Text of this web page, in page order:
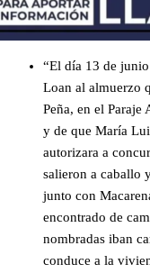
“El día 13 de
Loan al almuerzo
Peña, en el
y de que María
autorizara a
salieron a caballo
junto con
encontrado de
nombradas iban
conduce a la